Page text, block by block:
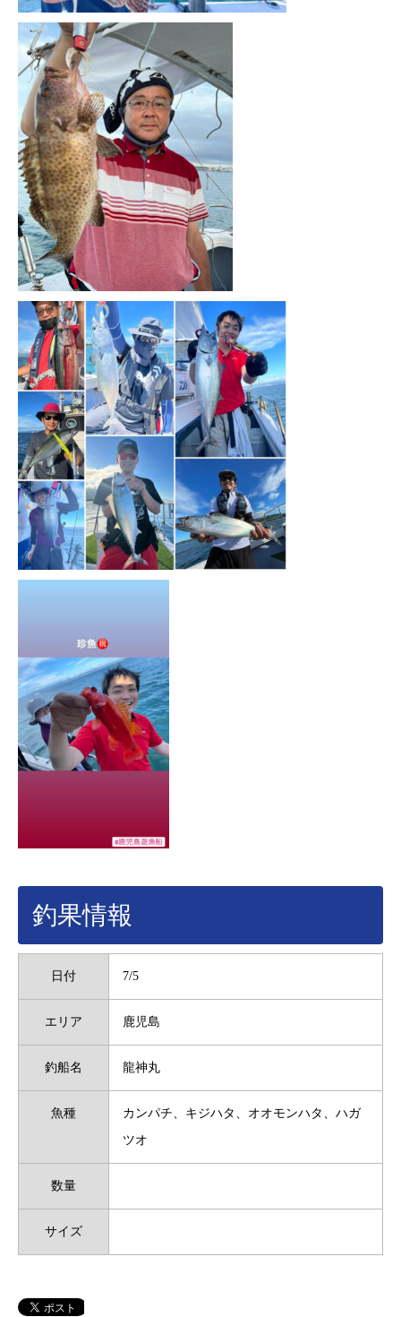
釣果情報
日付 7/5
エリア 鹿児島
釣船名 龍神丸
魚種
カンパチ、キジハタ、オオモンハタ、ハガ
ツオ
数量
サイズ